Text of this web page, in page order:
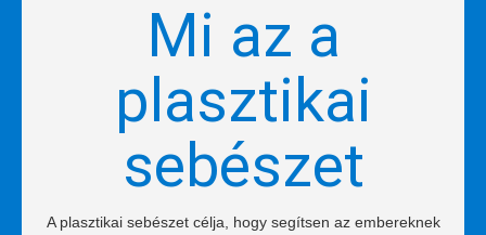
Mi az a
plasztikai
sebészet
A plasztikai sebészet célja, hogy segítsen az embereknek